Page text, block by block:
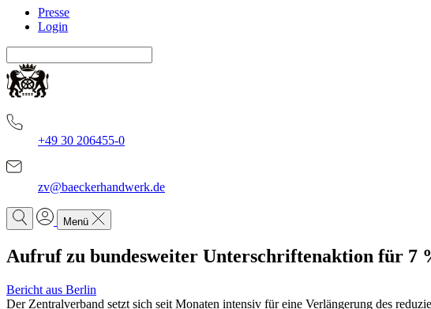
Presse
Login
+49 30 206455-0
zv@baeckerhandwerk.de
Menü
Aufruf zu bundesweiter Unterschriftenaktion für 7
Bericht aus Berlin
Der Zentralverband setzt sich seit Monaten intensiv für eine Verlängerung des